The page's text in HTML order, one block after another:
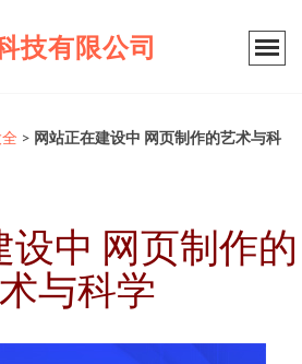
技有限公司
> 网站正在建设中 网页制作的艺术与科
设中 网页制作的
与科学